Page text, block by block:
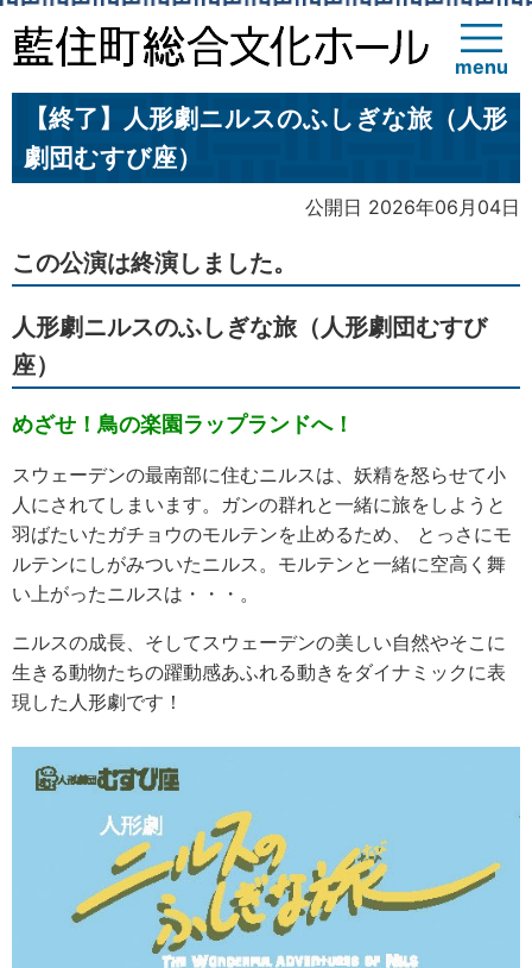
menu
【終了】人形劇ニルスのふしぎな旅（人形
劇団むすび座）
公開日 2026年06月04日
この公演は終演しました。
人形劇ニルスのふしぎな旅（人形劇団むすび
座）
めざせ！鳥の楽園ラップランドへ！
スウェーデンの最南部に住むニルスは、妖精を怒らせて小
人にされてしまいます。ガンの群れと一緒に旅をしようと
羽ばたいたガチョウのモルテンを止めるため、 とっさにモ
ルテンにしがみついたニルス。モルテンと一緒に空高く舞
い上がったニルスは・・・。
ニルスの成長、そしてスウェーデンの美しい自然やそこに
生きる動物たちの躍動感あふれる動きをダイナミックに表
現した人形劇です！